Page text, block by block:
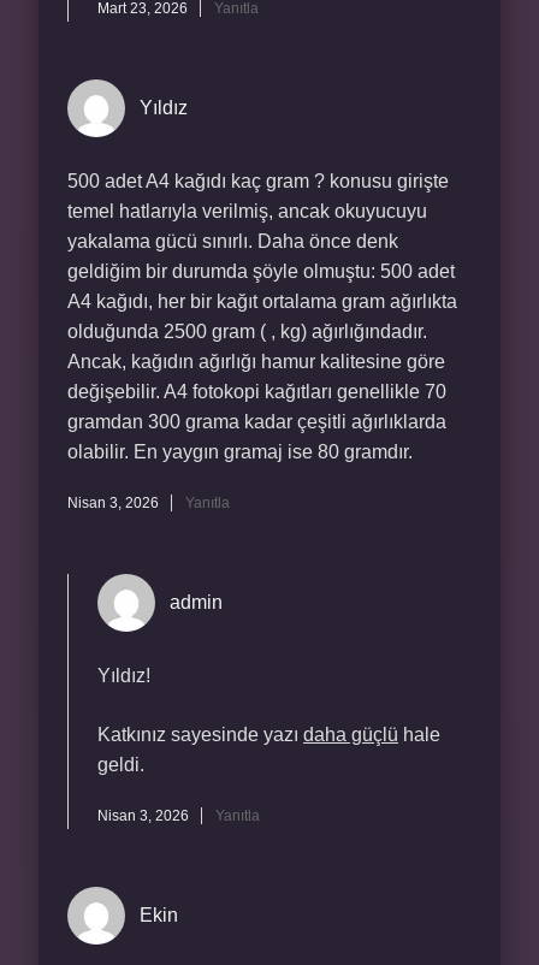
Mart 23, 2026 Yanıtla
Yıldız
500 adet A4 kağıdı kaç gram ? konusu girişte
temel hatlarıyla verilmiş, ancak okuyucuyu
yakalama gücü sınırlı. Daha önce denk
geldiğim bir durumda şöyle olmuştu: 500 adet
A4 kağıdı, her bir kağıt ortalama gram ağırlıkta
olduğunda 2500 gram ( , kg) ağırlığındadır.
Ancak, kağıdın ağırlığı hamur kalitesine göre
değişebilir. A4 fotokopi kağıtları genellikle 70
gramdan 300 grama kadar çeşitli ağırlıklarda
olabilir. En yaygın gramaj ise 80 gramdır.
Nisan 3, 2026 Yanıtla
admin
Yıldız!
Katkınız sayesinde yazı daha güçlü hale
geldi.
Nisan 3, 2026 Yanıtla
Ekin